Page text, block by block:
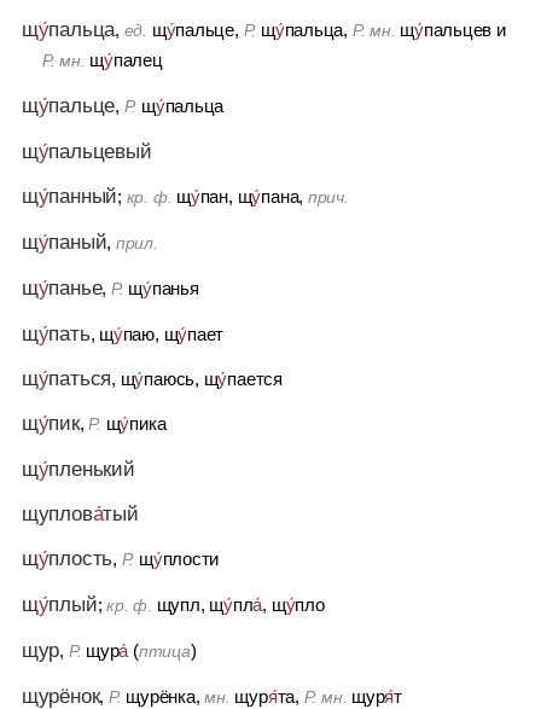
щу́пальца, ед. щу́пальце, Р. щу́пальца, Р. мн. щу́пальцев и
Р. мн. щу́палец
щу́пальце, Р. щу́пальца
щу́пальцевый
щу́панный; кр. ф. щу́пан, щу́пана, прич.
щу́паный, прил.
щу́панье, Р. щу́панья
щу́пать, щу́паю, щу́пает
щу́паться, щу́паюсь, щу́пается
щу́пик,Р. щу́пика
щу́пленький
щуплова́тый
щу́плость, Р. щу́плости
щу́плый;кр. ф. щупл, щу́пла́, щу́пло
щур, Р. щура́ (птица)
щурёнок, Р. щурёнка,мн. щуря́та, Р. мн. щуря́т